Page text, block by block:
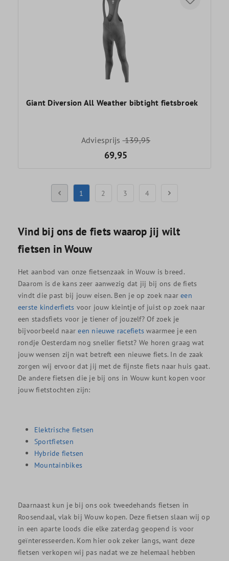
Giant Diversion All Weather bibtight fietsbroek
Adviesprijs139,95
69,95
1 2 3 4
Vind bij ons de fiets waarop jij wilt
fietsen in Wouw
Het aanbod van onze fietsenzaak in Wouw is breed.
Daarom is de kans zeer aanwezig dat jij bij ons de fiets
vindt die past bij jouw eisen. Ben je op zoek naareen
eerste kinderfiets voor jouw kleintje of juist op zoek naar
een stadsfiets voor je tiener of jouzelf? Of zoek je
bijvoorbeeld naareen nieuwe racefiets waarmee je een
rondje Oesterdam nog sneller fietst? We horen graag wat
jouw wensen zijn wat betreft een nieuwe fiets. In de zaak
zorgen wij ervoor dat jij met de fijnste fiets naar huis gaat.
De andere fietsen die je bij ons in Wouw kunt kopen voor
jouw fietstochten zijn:
Elektrische fietsen
Sportfietsen
Hybride fietsen
Mountainbikes
Daarnaast kun je bij ons ook tweedehands fietsen in
Roosendaal, vlak bij Wouw kopen. Deze fietsen slaan wij op
in een aparte loods die elke zaterdag geopend is voor
geïnteresseerden. Kom hier ook zeker langs, want deze
fietsen verkopen wij pas nadat we ze helemaal hebben